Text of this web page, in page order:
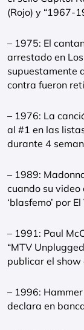
(Rojo) y “1967-
– 1975: El
arrestado en
supuestamente
contra fueron
– 1976: La
al #1 en las
durante 4
– 1989:
cuando su video
‘blasfemo’ por
– 1991: Paul
“MTV
publicar el show
– 1996:
declara en